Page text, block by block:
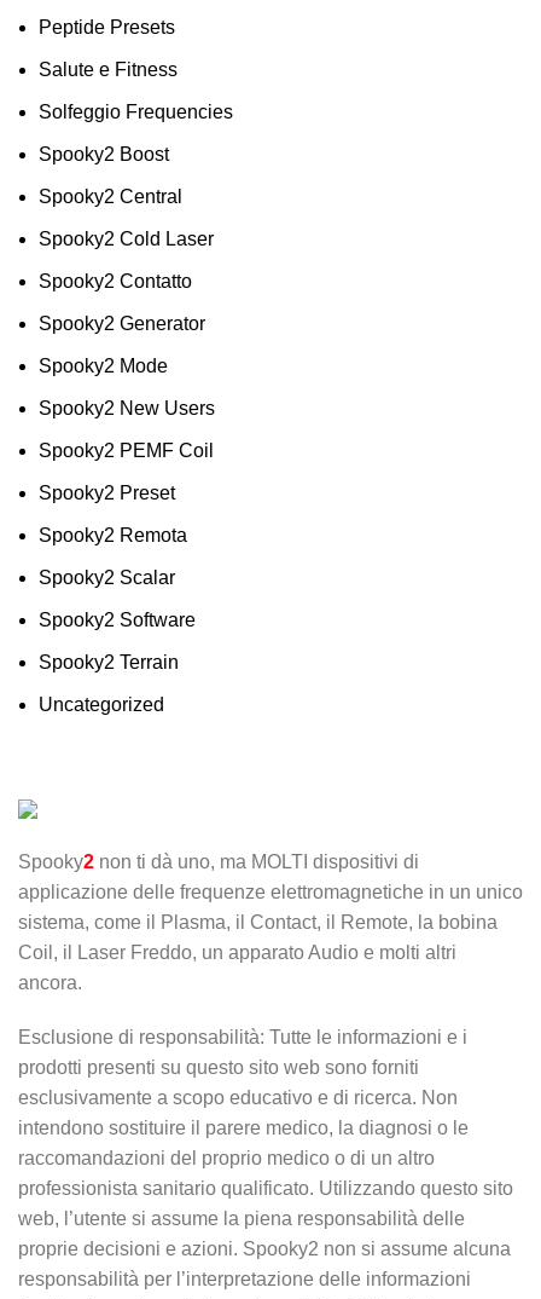
Peptide Presets
Salute e Fitness
Solfeggio Frequencies
Spooky2 Boost
Spooky2 Central
Spooky2 Cold Laser
Spooky2 Contatto
Spooky2 Generator
Spooky2 Mode
Spooky2 New Users
Spooky2 PEMF Coil
Spooky2 Preset
Spooky2 Remota
Spooky2 Scalar
Spooky2 Software
Spooky2 Terrain
Uncategorized
Spooky2 non ti dà uno, ma MOLTI dispositivi di
applicazione delle frequenze elettromagnetiche in un unico
sistema, come il Plasma, il Contact, il Remote, la bobina
Coil, il Laser Freddo, un apparato Audio e molti altri
ancora.
Esclusione di responsabilità: Tutte le informazioni e i
prodotti presenti su questo sito web sono forniti
esclusivamente a scopo educativo e di ricerca. Non
intendono sostituire il parere medico, la diagnosi o le
raccomandazioni del proprio medico o di un altro
professionista sanitario qualificato. Utilizzando questo sito
web, l’utente si assume la piena responsabilità delle
proprie decisioni e azioni. Spooky2 non si assume alcuna
responsabilità per l’interpretazione delle informazioni